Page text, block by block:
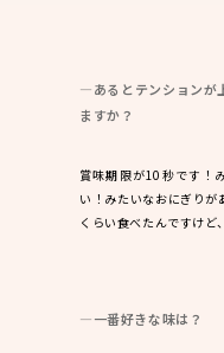
―あるとテンションが
ますか？
賞味期限が10秒です！
い！みたいなおにぎり
くらい食べたんですけど
―一番好きな味は？